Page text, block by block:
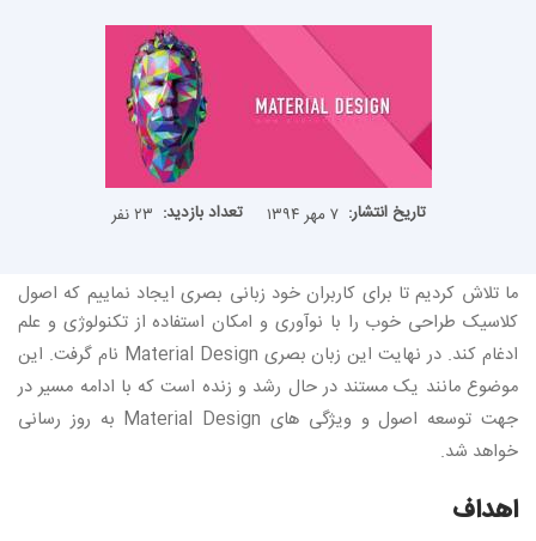
تاریخ انتشار: ۷ مهر ۱۳۹۴ تعداد بازدید: ۲۳ نفر
ما تلاش کردیم تا برای کاربران خود زبانی بصری ایجاد نماییم که اصول
کلاسیک طراحی خوب را با نوآوری و امکان استفاده از تکنولوژی و علم
ادغام کند. در نهایت این زبان بصری Material Design نام گرفت. این
موضوع مانند یک مستند در حال رشد و زنده است که با ادامه مسیر در
جهت توسعه اصول و ویژگی های Material Design به روز رسانی
خواهد شد.
اهداف